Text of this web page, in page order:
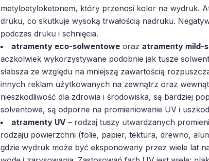
metyloetyloketonem, który przenosi kolor na wydruk.
druku, co skutkuje wysoką trwałością nadruku.
podczas druku i schnięcia.
atramenty eco-solwentoweoraz atramenty mild-
aczkolwiek wykorzystywane podobnie jak tusze
słabsza ze względu na mniejszą zawartością
innych reklam użytkowanych na zewnątrz oraz
nieszkodliwość dla zdrowia i środowiska, są bardziej
solventowe, są odporne na promieniowanie UV i
atramenty UV– rodzaj tuszy utwardzanych
rodzaju powierzchni (folie, papier, tektura, drewno,
gdzie wydruk może być eksponowany przez wiele lat